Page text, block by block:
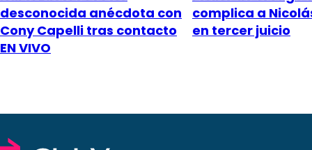
desconocida anécdota con
Cony Capelli tras contacto
EN VIVO
complica a
en tercer juicio